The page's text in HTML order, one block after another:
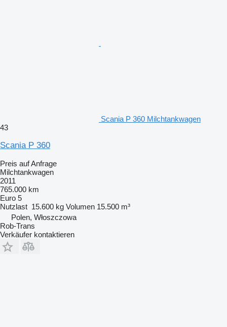
Scania P 360 Milchtankwagen
43
Scania P 360
Preis auf Anfrage
Milchtankwagen
2011
765.000 km
Euro 5
Nutzlast 15.600 kg Volumen 15.500 m³
Polen, Włoszczowa
Rob-Trans
Verkäufer kontaktieren